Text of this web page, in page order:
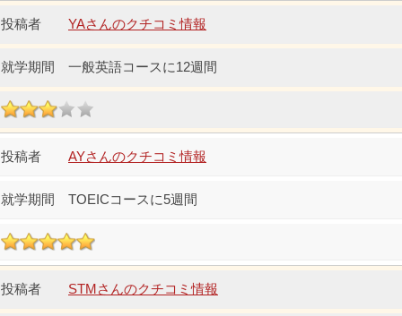
YAさんのクチコミ情報
一般英語コースに12週間
AYさんのクチコミ情報
TOEICコースに5週間
STMさんのクチコミ情報